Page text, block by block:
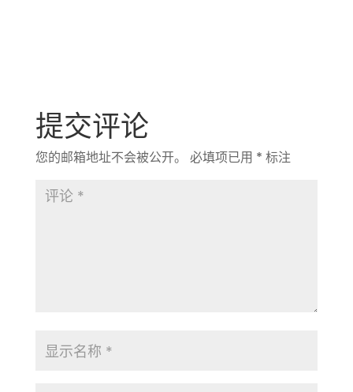
提交评论
您的邮箱地址不会被公开。 必填项已用 * 标注